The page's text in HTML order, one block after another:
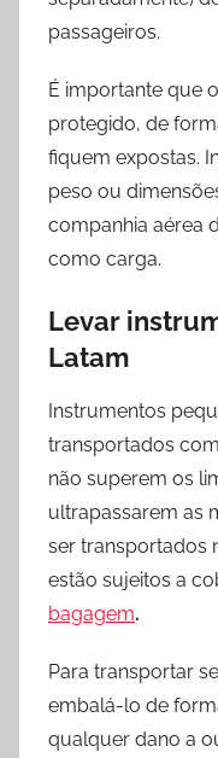
passageiros.
É importante que
protegido, de
fiquem expostas.
peso ou
companhia aérea
como carga.
Levar
Latam
Instrumentos
transportados
não superem os
ultrapassarem as
ser transportados
estão sujeitos a
bagagem.
Para transportar
embalá-lo de
qualquer dano a